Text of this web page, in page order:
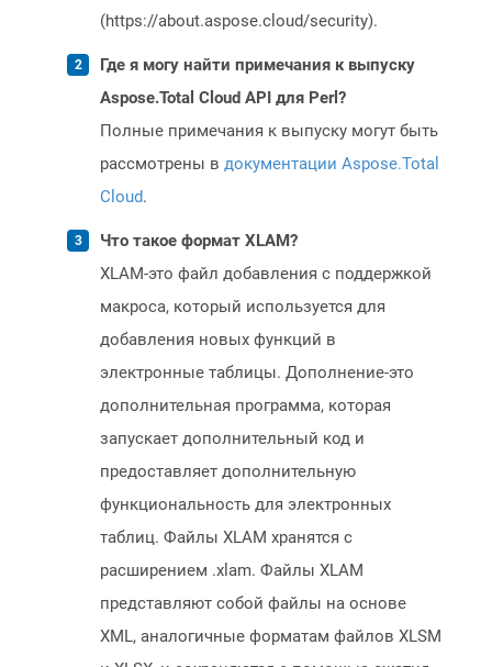
(https://about.aspose.cloud/security).
Где я могу найти примечания к выпуску
Aspose.Total Cloud API для Perl?
Полные примечания к выпуску могут быть
рассмотрены в документации Aspose.Total
Cloud.
Что такое формат XLAM?
XLAM-это файл добавления с поддержкой
макроса, который используется для
добавления новых функций в
электронные таблицы. Дополнение-это
дополнительная программа, которая
запускает дополнительный код и
предоставляет дополнительную
функциональность для электронных
таблиц. Файлы XLAM хранятся с
расширением .xlam. Файлы XLAM
представляют собой файлы на основе
XML, аналогичные форматам файлов XLSM